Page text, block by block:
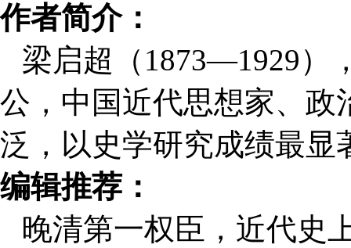
作者简介：
梁启超（ 1873—1929）
公，中国近代思想家、政
泛，以史学研究成绩最显
编辑推荐：
晚清第一权臣，近代史